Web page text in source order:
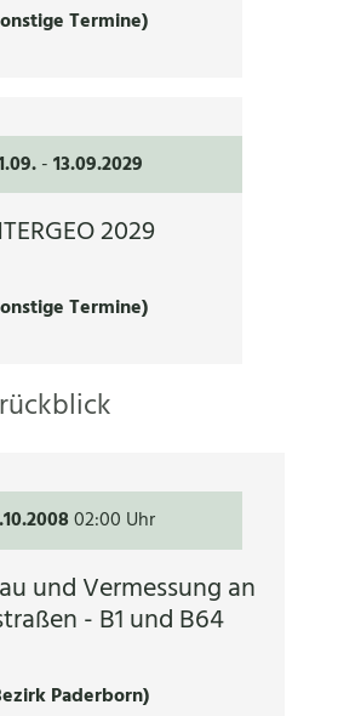
Termine)
-13.09.2029
2029
Termine)
02:00 Uhr
und Vermessung an
- B1 und B64
Paderborn)